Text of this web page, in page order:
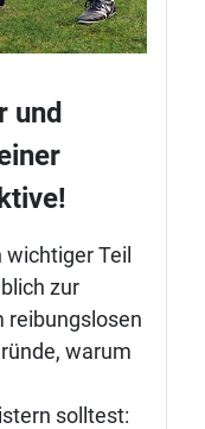
und
wichtiger Teil
zur
reibungslosen
warum
solltest: